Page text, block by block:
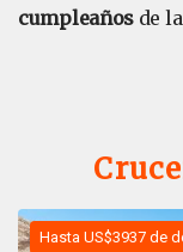
cumpleaños de
Hasta US$3937 de